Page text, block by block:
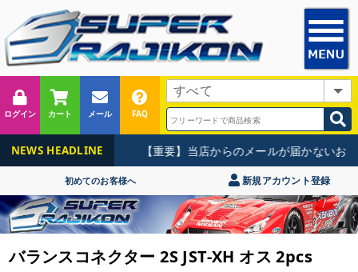
ログイン カート メール FAQ
NEWS HEADLINE 【重要】当店からのメールが届かないお問
初めてのお客様へ 新規アカウント登録
バランスコネクター 2S JST-XH オス 2pcs